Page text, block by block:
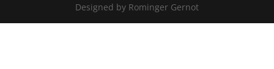
Designed by Rominger Gernot